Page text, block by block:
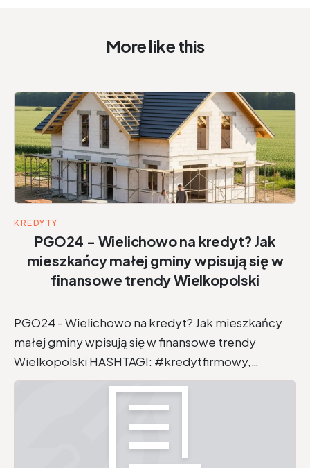
More like this
KREDYTY
PGO24 - Wielichowo na kredyt? Jak
mieszkańcy małej gminy wpisują się w
finansowe trendy Wielkopolski
PGO24 - Wielichowo na kredyt? Jak mieszkańcy
małej gminy wpisują się w finansowe trendy
Wielkopolski HASHTAGI: #kredytfirmowy,…